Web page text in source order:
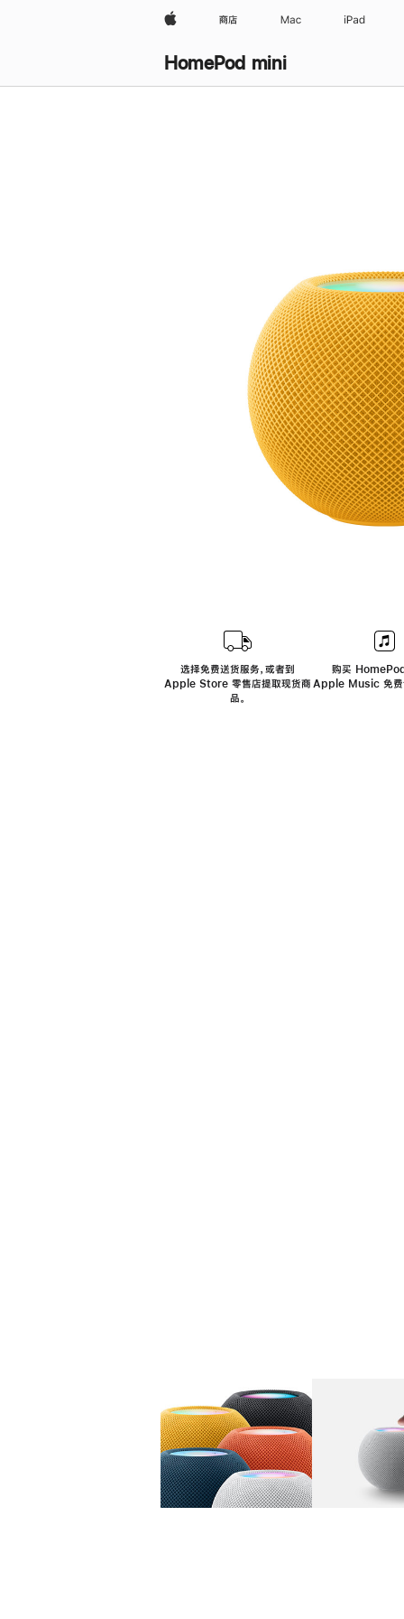
Apple 商店 Mac iPad
HomePod mini
选择免费送货服务，或者到
Apple Store 零售店提取现货商
品。
购买
Apple Music 免费
图库 图像 1